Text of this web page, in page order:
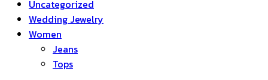
Uncategorized
Wedding Jewelry
Women
Jeans
Tops